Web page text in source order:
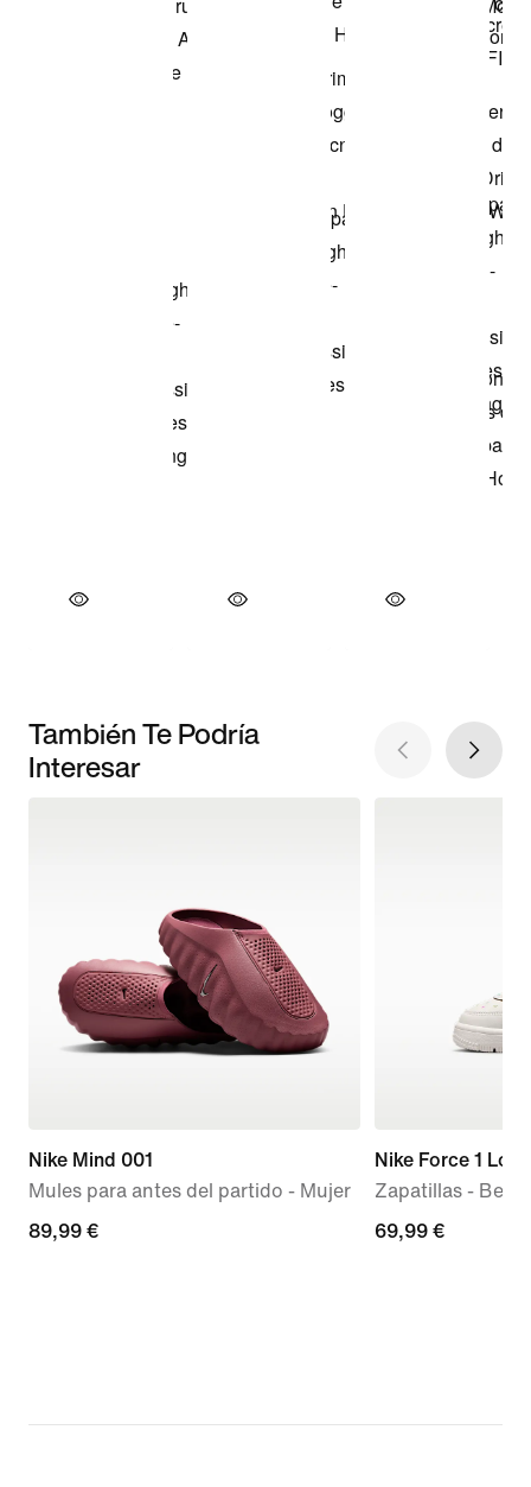
También Te Podría
Interesar
Nike Mind 001
Mules para antes del partido - Mujer
89,99 €
89,99 €
Nike Force 1 Low
Zapatillas -
69,99 €
69,99 €